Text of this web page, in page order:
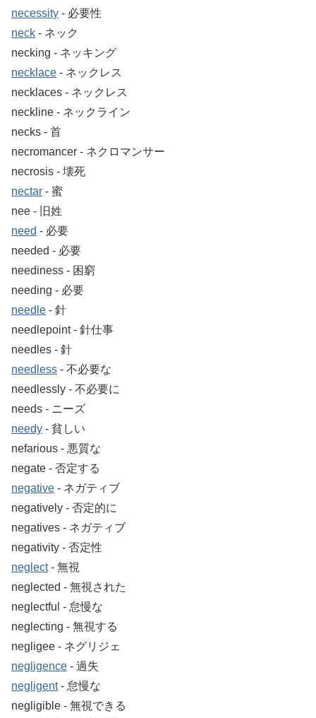
necessity ‐ 必要性
neck ‐ ネック
necking ‐ ネッキング
necklace ‐ ネックレス
necklaces ‐ ネックレス
neckline ‐ ネックライン
necks ‐ 首
necromancer ‐ ネクロマンサー
necrosis ‐ 壊死
nectar ‐ 蜜
nee ‐ 旧姓
need ‐ 必要
needed ‐ 必要
neediness ‐ 困窮
needing ‐ 必要
needle ‐ 針
needlepoint ‐ 針仕事
needles ‐ 針
needless ‐ 不必要な
needlessly ‐ 不必要に
needs ‐ ニーズ
needy ‐ 貧しい
nefarious ‐ 悪質な
negate ‐ 否定する
negative ‐ ネガティブ
negatively ‐ 否定的に
negatives ‐ ネガティブ
negativity ‐ 否定性
neglect‐ 無視
neglected ‐ 無視された
neglectful ‐ 怠慢な
neglecting ‐ 無視する
negligee ‐ ネグリジェ
negligence ‐ 過失
negligent‐ 怠慢な
negligible ‐ 無視できる